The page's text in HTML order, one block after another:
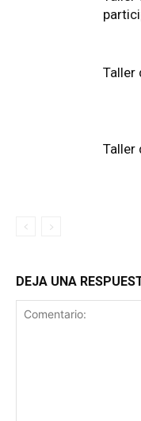
Taller
Taller
DEJA UNA